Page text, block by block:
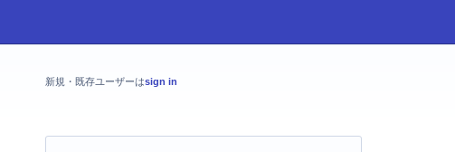
新規・既存ユーザーはsign in